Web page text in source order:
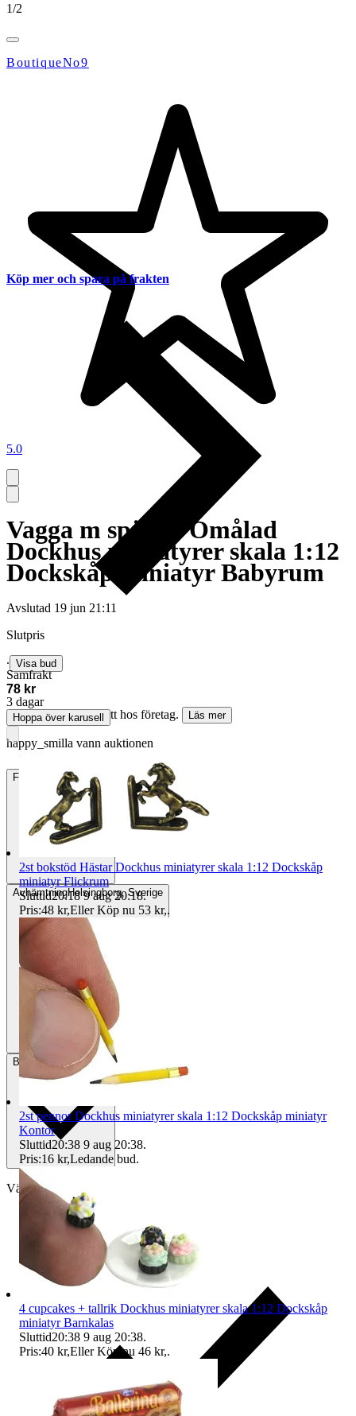
1/2
BoutiqueNo9
5.0
Vagga m spjälor Omålad
Dockhus miniatyrer skala 1:12
Dockskåp miniatyr Babyrum
Avslutad 19 jun 21:11
Slutpris
∙ Visa bud
78 kr
Köparskydd är valfritt hos företag.
Läs mer
happy_smilla vann auktionen
Frakt 15 kr Frimärken
AvhämtningHelsingborg, Sverige
Betalning Via Tradera
Välj till köparskydd
Köp mer och spara på frakten
Samfrakt
3 dagar
Hoppa över karusell
2st bokstöd Hästar Dockhus miniatyrer skala 1:12 Dockskåp
miniatyr Flickrum
Sluttid20:18 9 aug 20:18.
Pris:48 kr,Eller Köp nu 53 kr,.
2st pennor Dockhus miniatyrer skala 1:12 Dockskåp miniatyr
Kontor
Sluttid20:38 9 aug 20:38.
Pris:16 kr,Ledande bud.
4 cupcakes + tallrik Dockhus miniatyrer skala 1:12 Dockskåp
miniatyr Barnkalas
Sluttid20:38 9 aug 20:38.
Pris:40 kr,Eller Köp nu 46 kr,.